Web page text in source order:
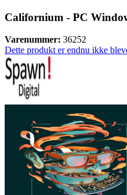
Californium - PC
Varenummer: 36252
Dette produkt er endnu ikke